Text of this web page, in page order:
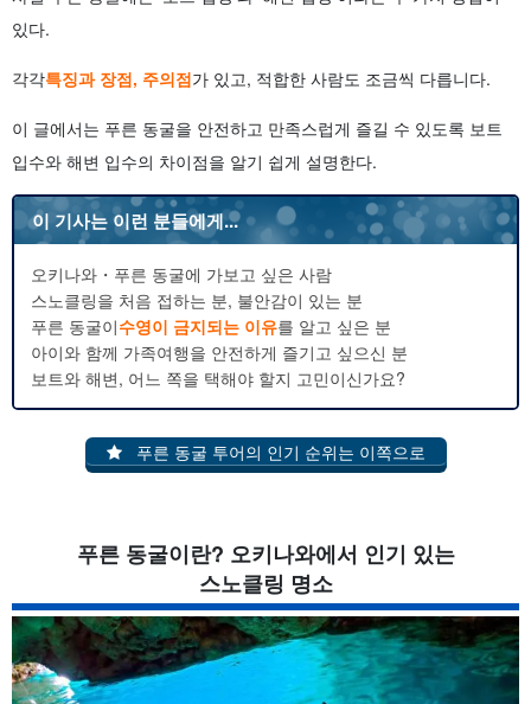
있다.
각각특징과 장점, 주의점가 있고, 적합한 사람도 조금씩 다릅니다.
이 글에서는 푸른 동굴을 안전하고 만족스럽게 즐길 수 있도록 보트
입수와 해변 입수의 차이점을 알기 쉽게 설명한다.
이 기사는 이런 분들에게...
오키나와・푸른 동굴에 가보고 싶은 사람
스노클링을 처음 접하는 분, 불안감이 있는 분
푸른 동굴이수영이 금지되는 이유를 알고 싶은 분
아이와 함께 가족여행을 안전하게 즐기고 싶으신 분
보트와 해변, 어느 쪽을 택해야 할지 고민이신가요?
푸른 동굴 투어의 인기 순위는 이쪽으로
푸른 동굴이란? 오키나와에서 인기 있는
스노클링 명소